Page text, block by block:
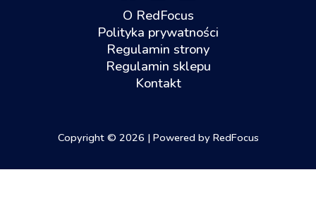
O RedFocus
Polityka prywatności
Regulamin strony
Regulamin sklepu
Kontakt
Copyright © 2026 | Powered by RedFocus